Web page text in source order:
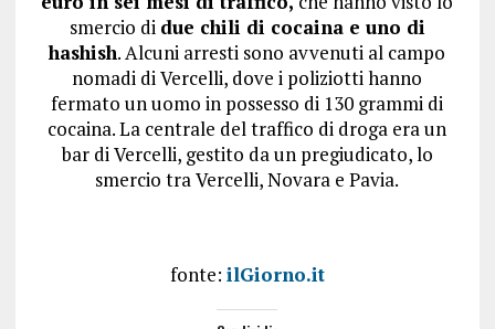
smercio di due chili di cocaina e uno di
hashish. Alcuni arresti sono avvenuti al campo
nomadi di Vercelli, dove i poliziotti hanno
fermato un uomo in possesso di 130 grammi di
cocaina. La centrale del traffico di droga era un
bar di Vercelli, gestito da un pregiudicato, lo
smercio tra Vercelli, Novara e Pavia.
fonte: ilGiorno.it